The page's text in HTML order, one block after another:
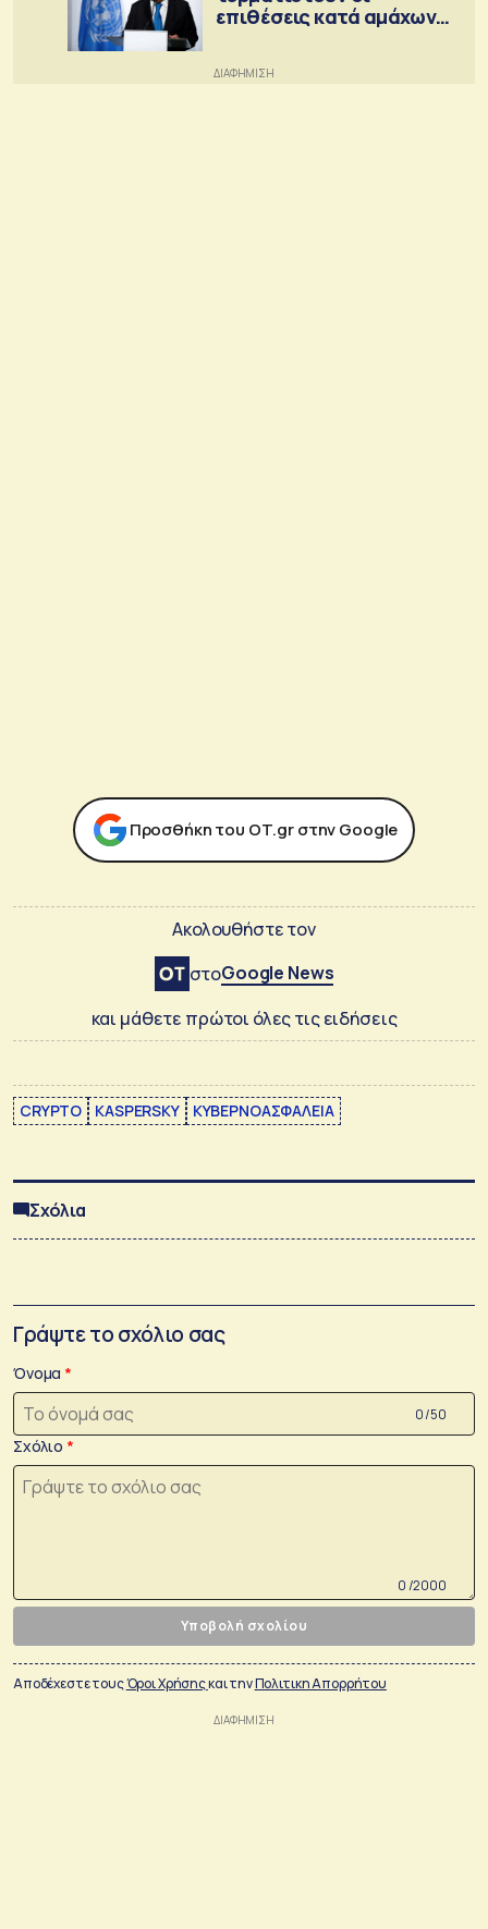
επιθέσεις κατά αμάχων
Προσθήκη του ΟΤ.gr στην Google
Ακολουθήστε τον
στοGoogle News
και μάθετε πρώτοι όλες τις ειδήσεις
CRYPTO KASPERSKY ΚΥΒΕΡΝΟΑΣΦΑΛΕΙΑ
Σχόλια
Γράψτε το σχόλιο σας
Όνομα
0 /50
Σχόλιο
0 /2000
Υποβολή σχολίου
Αποδέχεστε τουςΌροι Χρήσηςκαι τηνΠολιτικη Απορρήτου